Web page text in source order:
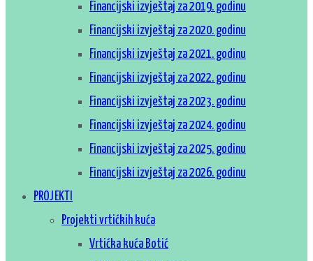
Financijski izvještaj za 2019. godinu
Financijski izvještaj za 2020. godinu
Financijski izvještaj za 2021. godinu
Financijski izvještaj za 2022. godinu
Financijski izvještaj za 2023. godinu
Financijski izvještaj za 2024. godinu
Financijski izvještaj za 2025. godinu
Financijski izvještaj za 2026. godinu
PROJEKTI
Projekti vrtićkih kuća
Vrtićka kuća Botić